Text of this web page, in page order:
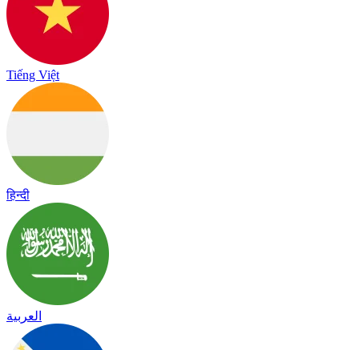
Tiếng Việt
हिन्दी
العربية